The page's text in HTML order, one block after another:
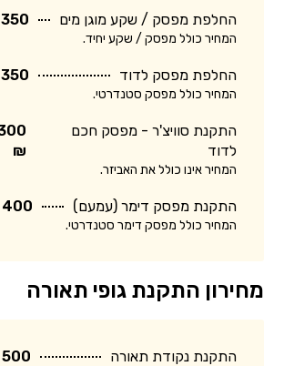
החלפת מפסק / שקע מוגן מים 350 ₪ - 250 ₪
המחיר כולל מפסק / שקע יחיד.
החלפת מפסק לדוד 350 ₪ - 250 ₪
המחיר כולל מפסק סטנדרטי.
התקנת סוויצ'ר - מפסק חכם
לדוד
₪
המחיר אינו כולל את האביזר.
התקנת מפסק דימר (עמעם) 400 ₪ - 300 ₪
המחיר כולל מפסק דימר סטנדרטי.
מחירון התקנת גופי תאורה
התקנת נקודת תאורה 500 ₪ - 300 ₪